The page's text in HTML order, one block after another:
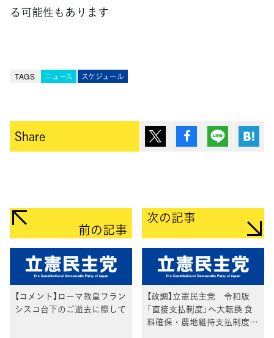
る可能性もあります
TAGS ニュース スケジュール
Share ポスト シェア Lineで送
前の記事
【コメント】ローマ教皇フラン
シスコ台下のご逝去に際して
次の記事
【政調】立憲民主党 令和版
「直接支払制度」へ大転換 食
料確保・農地維持支払制度の